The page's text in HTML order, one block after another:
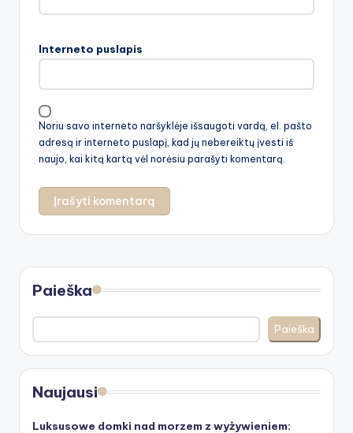
Interneto puslapis
Noriu savo interneto naršyklėje išsaugoti vardą, el. pašto
adresą ir interneto puslapį, kad jų nebereiktų įvesti iš
naujo, kai kitą kartą vėl norėsiu parašyti komentarą.
Paieška
Paieška
Naujausi
Luksusowe domki nad morzem z wyżywieniem: